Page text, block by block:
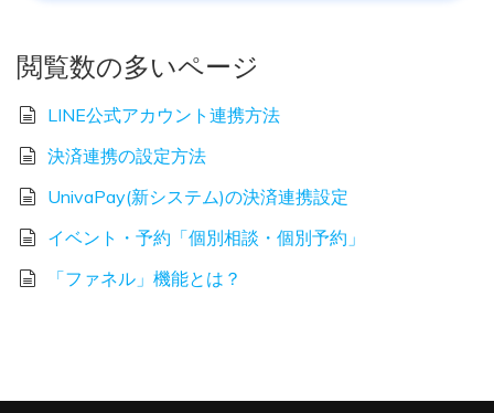
閲覧数の多いページ
LINE公式アカウント連携方法
決済連携の設定方法
UnivaPay(新システム)の決済連携設定
イベント・予約「個別相談・個別予約」
「ファネル」機能とは？